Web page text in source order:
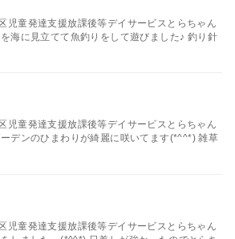
児童発達支援放課後等デイサービスとらちゃん
海に見立てて魚釣りをして遊びました♪ 釣り針
児童発達支援放課後等デイサービスとらちゃん
デンのひまわりが綺麗に咲いてます(*^^*) 雑草
児童発達支援放課後等デイサービスとらちゃん